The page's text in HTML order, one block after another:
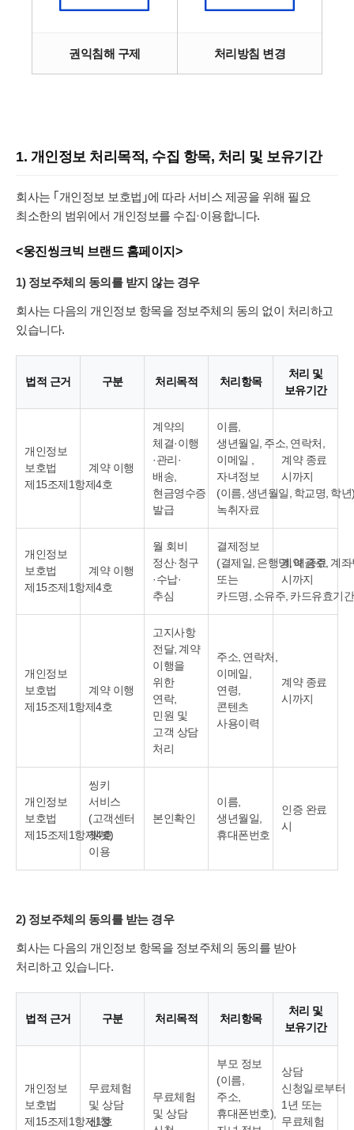
권익침해 구제 처리방침 변경
1. 개인정보 처리목적, 수집 항목, 처리 및 보유기간
회사는 ｢개인정보 보호법｣에 따라 서비스 제공을 위해 필요
최소한의 범위에서 개인정보를 수집·이용합니다.
<웅진씽크빅 브랜드 홈페이지>
1) 정보주체의 동의를 받지 않는 경우
회사는 다음의 개인정보 항목을 정보주체의 동의 없이 처리하고
있습니다.
법적 근거 구분 처리목적 처리항목
처리 및
보유기간
개인정보
보호법
제15조제1항제4호
계약 이행
계약의
체결·이행
·관리·
배송,
현금영수증
발급
이름,
생년월일, 주소, 연락처,
이메일 ,
자녀정보
(이름, 생년월일, 학교명, 학년
녹취자료
계약 종료
시까지
개인정보
보호법
제15조제1항제4호
계약 이행
월 회비
정산·청구
·수납·
추심
결제정보
(결제일, 은행명, 예금주, 계
또는
카드명, 소유주, 카드유효기
계약 종료
시까지
개인정보
보호법
제15조제1항제4호
계약 이행
고지사항
전달, 계약
이행을
위한
연락,
민원 및
고객 상담
처리
주소, 연락처,
이메일,
연령,
콘텐츠
사용이력
계약 종료
시까지
개인정보
보호법
제15조제1항제4호
씽키
서비스
(고객센터
쳇봇)
이용
본인확인
이름,
생년월일,
휴대폰번호
인증 완료
시
2) 정보주체의 동의를 받는 경우
회사는 다음의 개인정보 항목을 정보주체의 동의를 받아
처리하고 있습니다.
법적 근거 구분 처리목적 처리항목
처리 및
보유기간
개인정보
보호법
제15조제1항제1호
무료체험
및 상담
신청
무료체험
및 상담
부모 정보
(이름,
주소,
휴대폰번호),
상담
신청일로부터
1년 또는
무료체험